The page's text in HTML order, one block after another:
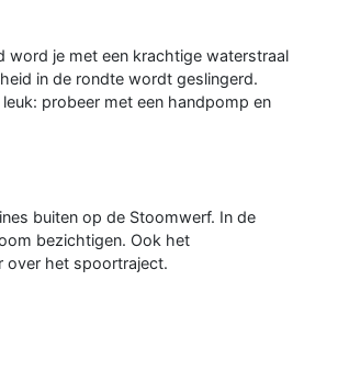
word je met een krachtige waterstraal
in de rondte wordt geslingerd.
probeer met een handpomp en
buiten op de Stoomwerf. In de
bezichtigen. Ook het
over het spoortraject.